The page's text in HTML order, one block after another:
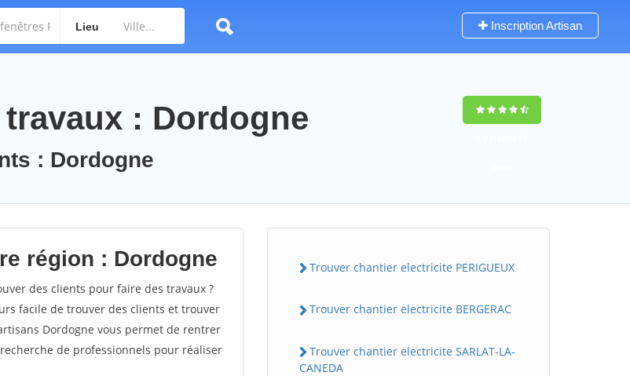
Lieu Inscription Artisan
: Dordogne
: Dordogne
région : Dordogne
des clients pour faire des travaux ?
facile de trouver des clients et trouver
Dordogne vous permet de rentrer
de professionnels pour réaliser
Trouver chantier electricite PERIGUEUX
Trouver chantier electricite BERGERAC
Trouver chantier electricite SARLAT-LA-
CANEDA